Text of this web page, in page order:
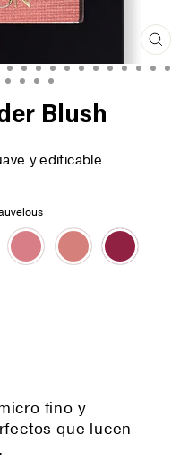
Blush
y edificable
fino y
que lucen